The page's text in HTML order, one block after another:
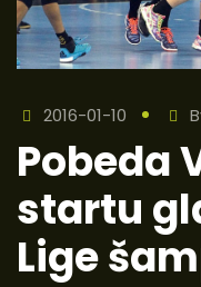
2016-01-10
Pobeda
startu
Lige